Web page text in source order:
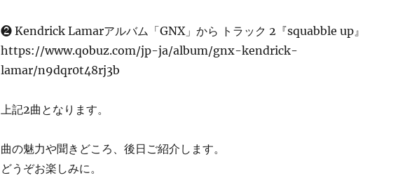
❷ Kendrick Lamarアルバム「GNX」から トラック 2『squabble up』
https://www.qobuz.com/jp-ja/album/gnx-kendrick-
lamar/n9dqr0t48rj3b
上記2曲となります。
曲の魅力や聞きどころ、後日ご紹介します。
どうぞお楽しみに。